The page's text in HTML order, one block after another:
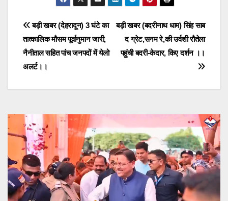
Post
navigation
बड़ी खबर (बदरीनाथ धाम) सिंह साब
द ग्रेट,सनम रे,की उर्वशी रौतेला
पहुंची बदरी-केदार, किए दर्शन ।।
बड़ी खबर (देहरादून) 3 घंटे का
तात्कालिक मौसम पूर्वानुमान जारी,
नैनीताल सहित पांच जनपदों में येलो
अलर्ट।।